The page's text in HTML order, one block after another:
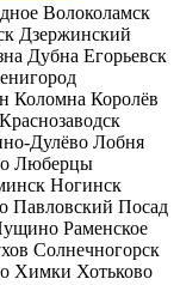
Волоколамск
Дзержинский
Дубна Егорьевск
Коломна Королёв
Краснозаводск
Дулёво Лобня
Люберцы
Ногинск
Павловский Посад
Раменское
Солнечногорск
Химки Хотьково